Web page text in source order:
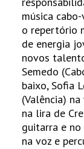
música
o repertório
de energia
novos
Semedo
baixo, Sofia
(Valência)
na lira de
guitarra e
na voz e